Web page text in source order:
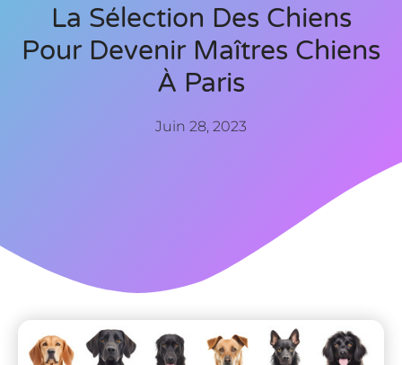
La Sélection Des Chiens
Pour Devenir Maîtres Chiens
À Paris
Juin 28, 2023